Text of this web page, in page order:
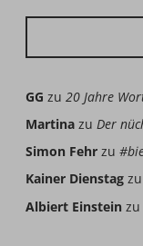
GG zu 20 Jahre
Martina zu Der
Simon Fehr zu
Kainer Dienstag zu
Albiert Einstein zu